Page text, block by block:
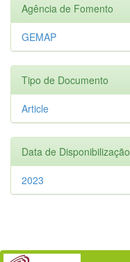
Agência de Fomento
GEMAP
Tipo de Documento
Article
Data de Disponibilização
2023